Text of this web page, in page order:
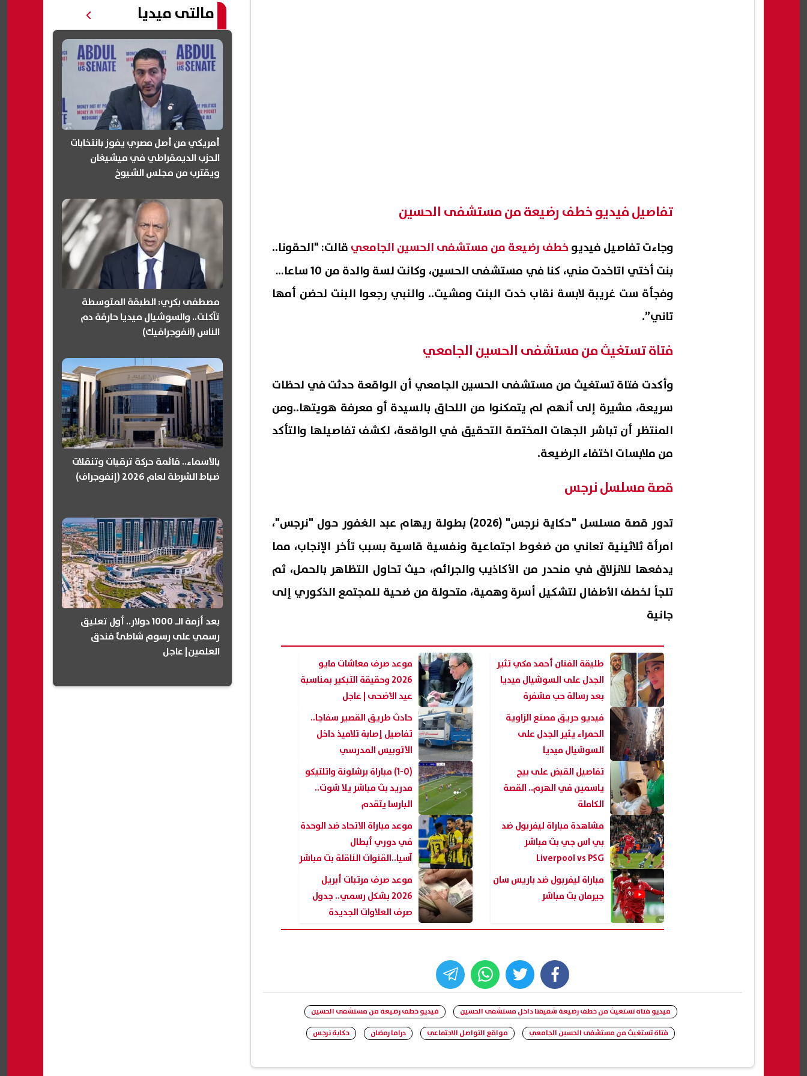
تفاصيل فيديو خطف رضيعة من مستشفى الحسين
وجاءت تفاصيل فيديوخطف رضيعة من مستشفى الحسين الجامعيقالت: "الحقونا..
بنت أختي اتاخدت مني، كنا في مستشفى الحسين، وكانت لسة والدة من 10 ساعات،
وفجأة ست غريبة لابسة نقاب خدت البنت ومشيت.. والنبي رجعوا البنت لحضن أمها
تاني”.
فتاة تستغيث من مستشفى الحسين الجامعي
وأكدت فتاة تستغيث من مستشفى الحسين الجامعي أن الواقعة حدثت في لحظات
سريعة، مشيرة إلى أنهم لم يتمكنوا من اللحاق بالسيدة أو معرفة هويتها..ومن
المنتظر أن تباشر الجهات المختصة التحقيق في الواقعة، لكشف تفاصيلها والتأكد
من ملابسات اختفاء الرضيعة.
قصة مسلسل نرجس
تدور قصة مسلسل "حكاية نرجس" (2026) بطولة ريهام عبد الغفور حول "نرجس"،
امرأة ثلاثينية تعاني من ضغوط اجتماعية ونفسية قاسية بسبب تأخر الإنجاب، مما
يدفعها للانزلاق في منحدر من الأكاذيب والجرائم، حيث تحاول التظاهر بالحمل، ثم
تلجأ لخطف الأطفال لتشكيل أسرة وهمية، متحولة من ضحية للمجتمع الذكوري إلى
جانية
طليقة الفنان أحمد مكي تثير
الجدل على السوشيال ميديا
بعد رسالة حب مشفرة
موعد صرف معاشات مايو
2026 وحقيقة التبكير بمناسبة
عيد الأضحى | عاجل
فيديو حريق مصنع الزاوية
الحمراء يثير الجدل على
السوشيال ميديا
حادث طريق القصير سفاجا..
تفاصيل إصابة تلاميذ داخل
الأتوبيس المدرسي
تفاصيل القبض على بيج
ياسمين في الهرم.. القصة
الكاملة
(1-0) مباراة برشلونة واتلتيكو
مدريد بث مباشر يلا شوت..
البارسا يتقدم
مشاهدة مباراة ليفربول ضد
بي اس جي بث مباشر
Liverpool vs PSG
موعد مباراة الاتحاد ضد الوحدة
في دوري أبطال
آسيا..القنوات الناقلة بث مباشر
مباراة ليفربول ضد باريس سان
جيرمان بث مباشر
موعد صرف مرتبات أبريل
2026 بشكل رسمي.. جدول
صرف العلاوات الجديدة
facebook
twitter
whats
فيديو فتاة تستغيث من خطف رضيعة شقيقتا داخل مستشفى الحسين
فيديو خطف رضيعة من مستشفى الحسين
فتاة تستغيث من مستشفى الحسين الجامعي
مواقع التواصل الاجتماعي دراما رمضان حكاية نرجس
مالتى ميديا
أمريكي من أصل مصري يفوز بانتخابات
الحزب الديمقراطي في ميشيغان
ويقترب من مجلس الشيوخ
مصطفى بكري: الطبقة المتوسطة
تآكلت.. والسوشيال ميديا حارقة دم
الناس (انفوجرافيك)
بالأسماء.. قائمة حركة ترقيات وتنقلات
ضباط الشرطة لعام 2026 (إنفوجراف)
بعد أزمة الـ 1000 دولار.. أول تعليق
رسمي على رسوم شاطئ فندق
العلمين| عاجل